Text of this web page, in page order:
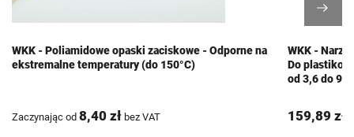
WKK - Poliamidowe opaski zaciskowe - Odporne na
ekstremalne temperatury (do 150°C)
Zaczynając od 8,40 zł bez VAT
WKK -
Do
od 3,6 do
159,89 zł